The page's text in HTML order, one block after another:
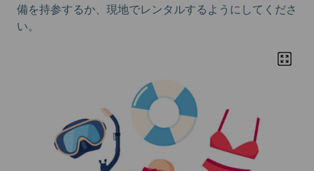
備を持参するか、現地でレンタルするようにしてくださ
い。